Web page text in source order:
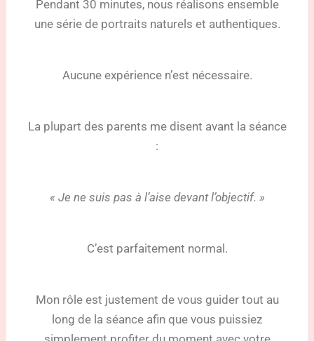
Pendant 30 minutes, nous réalisons ensemble
une série de portraits naturels et authentiques.
Aucune expérience n’est nécessaire.
La plupart des parents me disent avant la séance
:
« Je ne suis pas à l’aise devant l’objectif. »
C’est parfaitement normal.
Mon rôle est justement de vous guider tout au
long de la séance afin que vous puissiez